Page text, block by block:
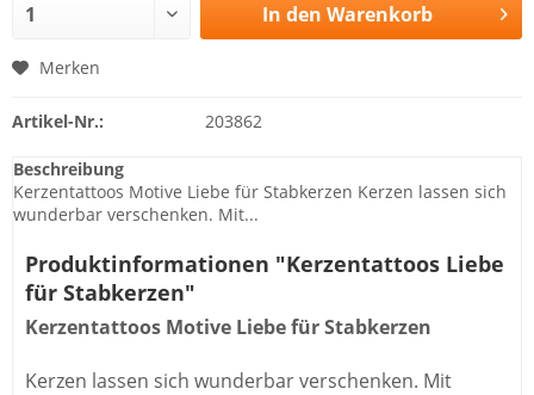
In den Warenkorb
Merken
Artikel-Nr.: 203862
Beschreibung
Kerzentattoos Motive Liebe für Stabkerzen Kerzen lassen sich
wunderbar verschenken. Mit...
Produktinformationen "Kerzentattoos Liebe
für Stabkerzen"
Kerzentattoos Motive Liebe für Stabkerzen
Kerzen lassen sich wunderbar verschenken. Mit